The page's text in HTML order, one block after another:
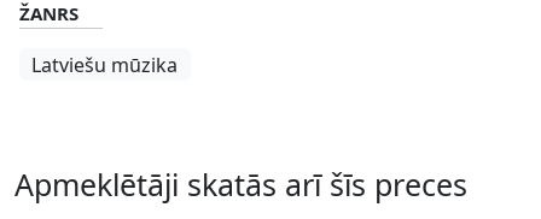
ŽANRS
Latviešu mūzika
Apmeklētāji skatās arī šīs preces